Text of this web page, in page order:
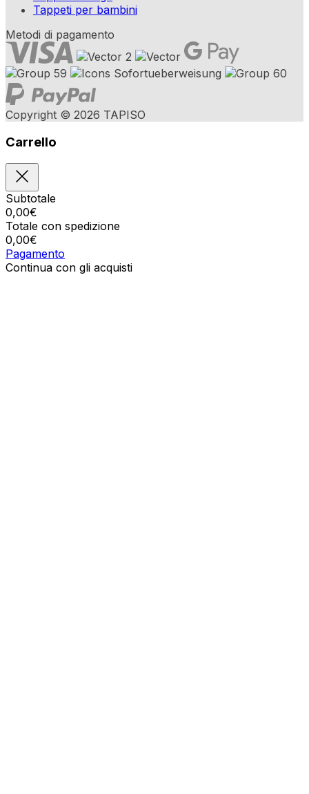
Tappeti per bambini
Metodi di pagamento
Copyright © 2026 TAPISO
Carrello
Subtotale
0,00€
Totale con spedizione
0,00€
Pagamento
Continua con gli acquisti